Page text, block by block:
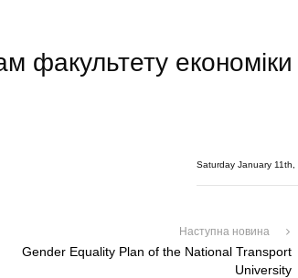
факультету економіки
Saturday January 11th,
Наступна новина
Gender Equality Plan of the National Transport
University